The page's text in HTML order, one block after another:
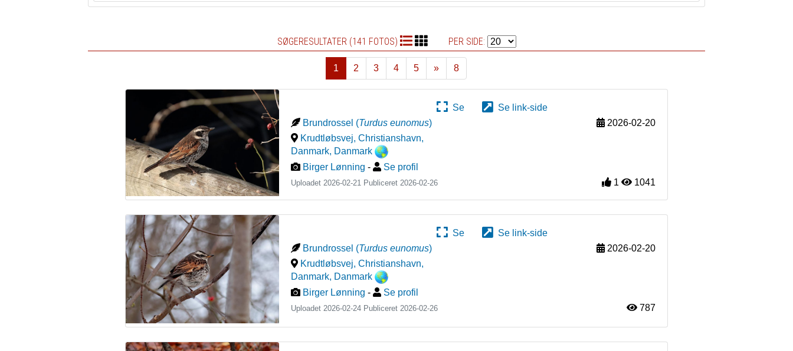
SØGERESULTATER (141 FOTOS) PER SIDE:
1 2 3 4 5
»
Næste
8
Se
Se link-side
Brundrossel (Turdus eunomus)
2026-02-20
Krudtløbsvej, Christianshavn,
Danmark, Danmark
Birger Lønning - Se profil
Uploadet 2026-02-21 Publiceret2026-02-26 1 1041
Se
Se link-side
Brundrossel (Turdus eunomus)
2026-02-20
Krudtløbsvej, Christianshavn,
Danmark, Danmark
Birger Lønning - Se profil
Uploadet 2026-02-24 Publiceret 2026-02-26 787